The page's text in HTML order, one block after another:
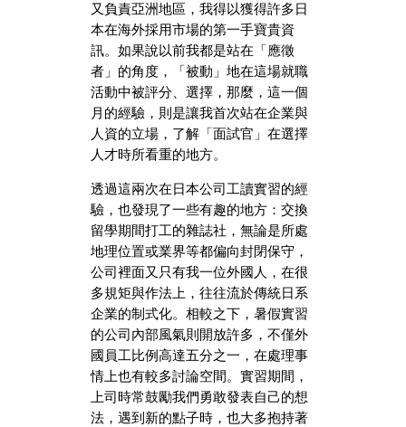
又負責亞洲地區，我得以獲得許多日
本在海外採用市場的第一手寶貴資
訊。如果說以前我都是站在「應徵
者」的角度，「被動」地在這場就職
活動中被評分、選擇，那麼，這一個
月的經驗，則是讓我首次站在企業與
人資的立場，了解「面試官」在選擇
人才時所看重的地方。
透過這兩次在日本公司工讀實習的經
驗，也發現了一些有趣的地方：交換
留學期間打工的雜誌社，無論是所處
地理位置或業界等都偏向封閉保守，
公司裡面又只有我一位外國人，在很
多規矩與作法上，往往流於傳統日系
企業的制式化。相較之下，暑假實習
的公司內部風氣則開放許多，不僅外
國員工比例高達五分之一，在處理事
情上也有較多討論空間。實習期間，
上司時常鼓勵我們勇敢發表自己的想
法，遇到新的點子時，也大多抱持著